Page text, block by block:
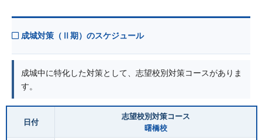
成城対策（Ⅱ期）のスケジュール
成城中に特化した対策として、 志望校別対策コースがありま
す。
日付
志望校別対策コース
曙橋校
教材
お問い合わせ